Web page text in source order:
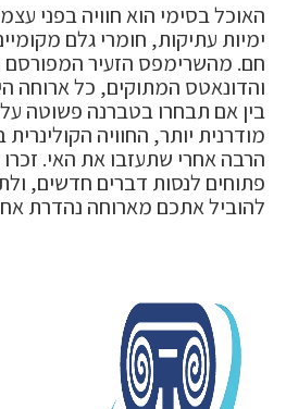
האוכל בסימי הוא חוויה בפני
ימיות עתיקות, חומרי גלם מקומיים
חם. מהשרימפס הזעיר המפורסם
והדונאטס המתוקים, כל ארוחה
בין אם תבחרו בטברנה פשוטה
מודרנית יותר, החוויה
הרבה אחרי שתעזבו את האי. זכרו
פתוחים לנסות דברים חדשים,
להוביל אתכם מארוחה נהדרת